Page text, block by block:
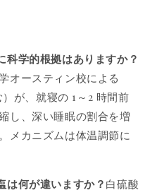
科学的根拠はありますか？
オースティン校による
が、就寝の 1～2 時間前
し、深い睡眠の割合を増
メカニズムは体温調節に
は何が違いますか？ 白硫酸